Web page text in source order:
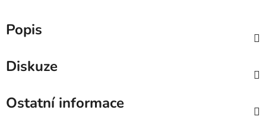
Popis
Diskuze
Ostatní informace